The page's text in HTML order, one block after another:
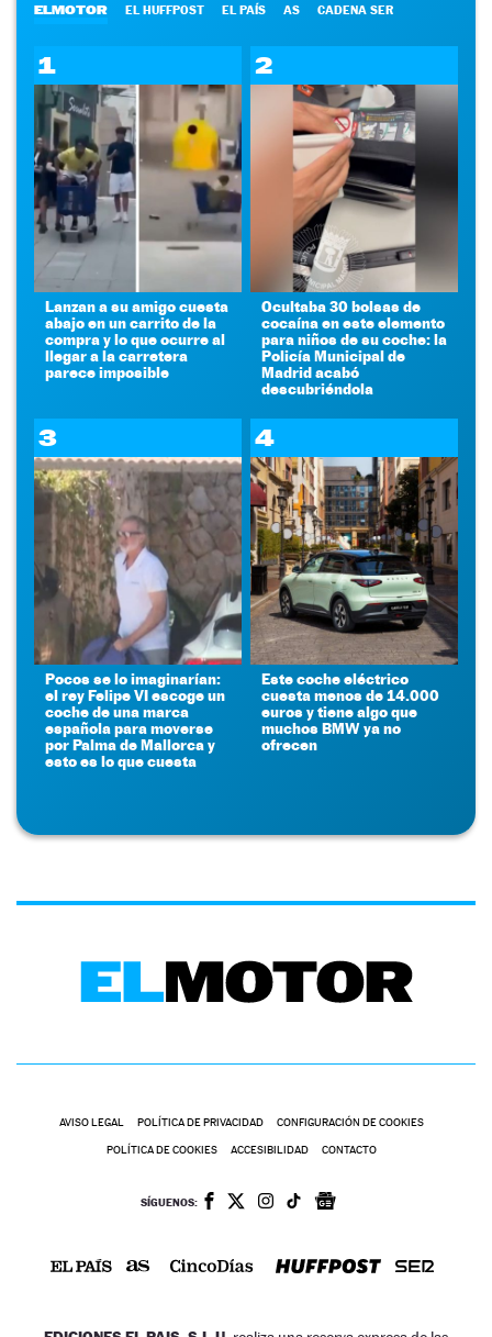
ELMOTOR EL HUFFPOST EL PAÍS AS CADENA SER
1
Lanzan a su amigo cuesta
abajo en un carrito de la
compra y lo que ocurre al
llegar a la carretera
parece imposible
2
Ocultaba 30 bolsas de
cocaína en este elemento
para niños de su coche: la
Policía Municipal de
Madrid acabó
descubriéndola
3
Pocos se lo imaginarían:
el rey Felipe VI escoge un
coche de una marca
española para moverse
por Palma de Mallorca y
esto es lo que cuesta
4
Este coche eléctrico
cuesta menos de 14.000
euros y tiene algo que
muchos BMW ya no
ofrecen
AVISO LEGAL POLÍTICA DE PRIVACIDAD CONFIGURACIÓN DE COOKIES
POLÍTICA DE COOKIES ACCESIBILIDAD CONTACTO
SÍGUENOS: